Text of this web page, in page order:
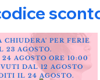
PER FERIE
23 AGOSTO.
AGOSTO ORE 10:00
DAL 12 AGOSTO
IL 24 AGOSTO.